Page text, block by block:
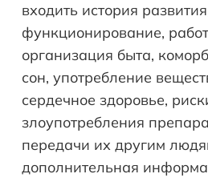
входить история
функционирование,
организация быта,
сон, употребление
сердечное здоровье,
злоупотребления
передачи их другим
дополнительная